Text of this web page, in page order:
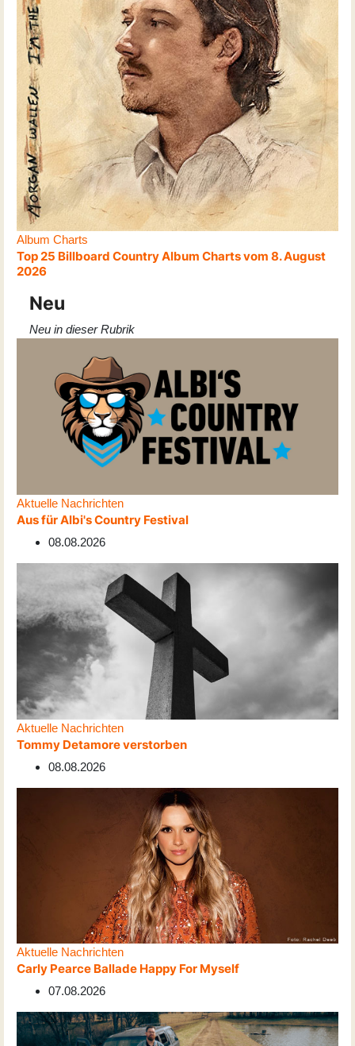
Album Charts
Top 25 Billboard Country Album Charts vom 8. August
2026
Neu
Neu in dieser Rubrik
Aktuelle Nachrichten
Aus für Albi's Country Festival
08.08.2026
Aktuelle Nachrichten
Tommy Detamore verstorben
08.08.2026
Aktuelle Nachrichten
Carly Pearce Ballade Happy For Myself
07.08.2026